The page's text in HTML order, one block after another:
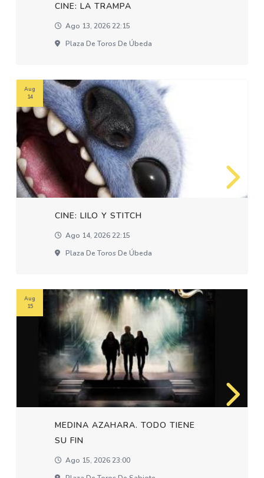
CINE: LA TRAMPA
Ago 13, 2026 22:15
Plaza De Toros De Úbeda
CINE: LILO Y STITCH
Ago 14, 2026 22:15
Plaza De Toros De Úbeda
Aug
14
MEDINA AZAHARA. TODO TIENE
SU FIN
Ago 15, 2026 23:00
Aug
15